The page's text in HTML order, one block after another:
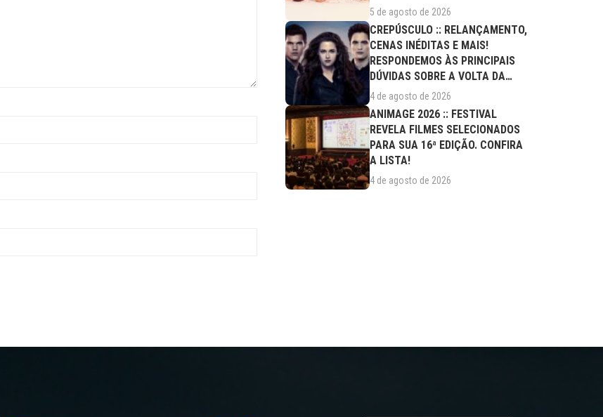
QUARTA (05/08)
5 de agosto de 2026
CREPÚSCULO :: RELANÇAMENTO,
CENAS INÉDITAS E MAIS!
RESPONDEMOS ÀS PRINCIPAIS
DÚVIDAS SOBRE A VOLTA DA
SAGA AOS CINEMAS
4 de agosto de 2026
ANIMAGE 2026 :: FESTIVAL
REVELA FILMES SELECIONADOS
PARA SUA 16ª EDIÇÃO. CONFIRA
A LISTA!
4 de agosto de 2026